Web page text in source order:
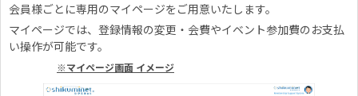
会員様ごとに専用のマイページをご用意いたします。
マイページでは、登録情報の変更・会費やイベント参加費のお支払
い操作が可能です。
※マイページ画面 イメージ